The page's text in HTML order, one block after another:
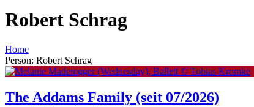
Robert Schrag
Home
Person: Robert Schrag
The Addams Family (seit 07/2026)